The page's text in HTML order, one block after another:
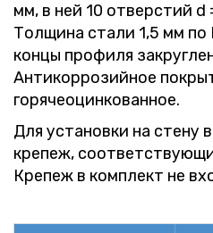
мм, в ней 10 отверстий
Толщина стали 1,5 мм
концы профиля
Антикоррозийное
горячеоцинкованное.
Для установки на стену
крепеж,
Крепеж в комплект не